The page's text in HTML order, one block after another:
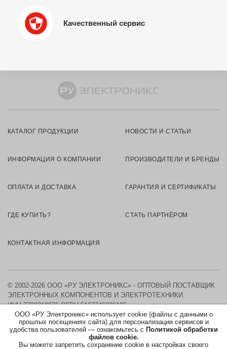
Качественный сервис
ООО «РУ Электроникс» использует cookie (файлы с данными о
прошлых посещениях сайта) для персонализации сервисов и
удобства пользователей — ознакомьтесь с Политикой обработки
файлов cookie.
Вы можете запретить сохранение cookie в настройках своего
КАТАЛОГ ПРОДУКЦИИ НОВОСТИ И СТАТЬИ
ИНФОРМАЦИЯ О КОМПАНИИ ПРОИЗВОДИТЕЛИ И БРЕНДЫ
ОПЛАТА И ДОСТАВКА ГАРАНТИЯ И СЕРТИФИКАТЫ
ГДЕ КУПИТЬ? СТАТЬ ПАРТНЁРОМ
КОНТАКТНАЯ ИНФОРМАЦИЯ
© 2002-2026 ООО «РУ ЭЛЕКТРОНИКС» - ОПТОВЫЙ ПОСТАВЩИК
ЭЛЕКТРОННЫХ КОМПОНЕНТОВ И ЭЛЕКТРОТЕХНИКИ.
ИНН 7730219976 ОГРН 5167746326105
КАРТА САЙТА
ПОЛИТИКА ОБРАБОТКИ ПЕРСОНАЛЬНЫХ ДАННЫХ